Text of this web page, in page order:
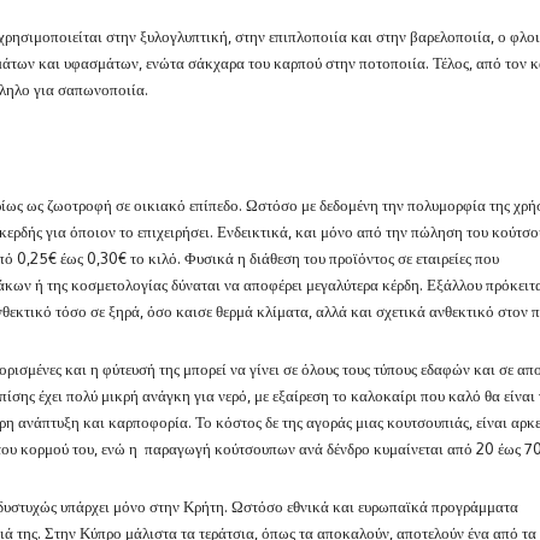
στην ξυλογλυπτική, στην επιπλοποιία και στην βαρελοποιία, ο
και υφασμάτων, ενώτα σάκχαρα του καρπού στην ποτοποιία. Τέλος, από τον
για σαπωνοποιία.
ως ζωοτροφή σε οικιακό επίπεδο. Ωστόσο με δεδομένη την πολυμορφία της
για όποιον το επιχειρήσει. Ενδεικτικά, και μόνο από την πώληση του
0,25€ έως 0,30€ το κιλό. Φυσικά η διάθεση του προϊόντος σε εταιρείες που
ή της κοσμετολογίας δύναται να αποφέρει μεγαλύτερα κέρδη. Εξάλλου
τόσο σε ξηρά, όσο καισε θερμά κλίματα, αλλά και σχετικά ανθεκτικό στον
και η φύτευσή της μπορεί να γίνει σε όλους τους τύπους εδαφών και σε
έχει πολύ μικρή ανάγκη για νερό, με εξαίρεση το καλοκαίρι που καλό θα είναι
ανάπτυξη και καρποφορία. Το κόστος δε της αγοράς μιας κουτσουπιάς, είναι
κορμού του, ενώ η παραγωγή κούτσουπων ανά δένδρο κυμαίνεται από 20 έως
υπάρχει μόνο στην Κρήτη. Ωστόσο εθνικά και ευρωπαϊκά προγράμματα
της. Στην Κύπρο μάλιστα τα τεράτσια, όπως τα αποκαλούν, αποτελούν ένα από τα